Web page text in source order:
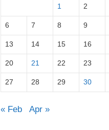
1 2
6 7 8 9
13 14 15 16
20 21 22 23
27 28 29 30
« Feb Apr »